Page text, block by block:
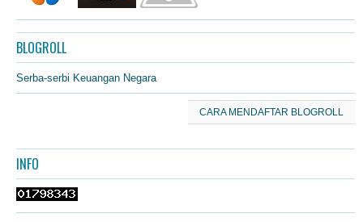
BLOGROLL
Serba-serbi Keuangan Negara
CARA MENDAFTAR BLOGROLL
INFO